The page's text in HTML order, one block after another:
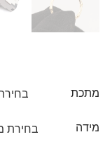
מתכת
מידה